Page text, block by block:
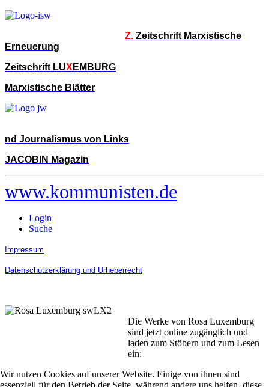
Z. Zeitschrift Marxistische
Erneuerung
Zeitschrift LUX EMBURG
Marxistische Blätter
nd Journalismus von Links
JACOBIN Magazin
www.kommunisten.de
Login
Suche
Impressum
Datenschutzerklärung und Urheberrecht
Die Werke von Rosa Luxemburg
sind jetzt online zugänglich und
laden zum Stöbern und zum Lesen
ein:
Wir nutzen Cookies auf unserer Website. Einige von ihnen sind
essenziell für den Betrieb der Seite, während andere uns helfen, diese